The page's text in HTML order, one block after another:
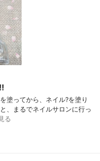
塗ってから、ネイル?を塗り
、まるでネイルサロンに行っ
る